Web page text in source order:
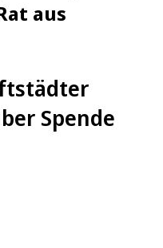
aus
Spende